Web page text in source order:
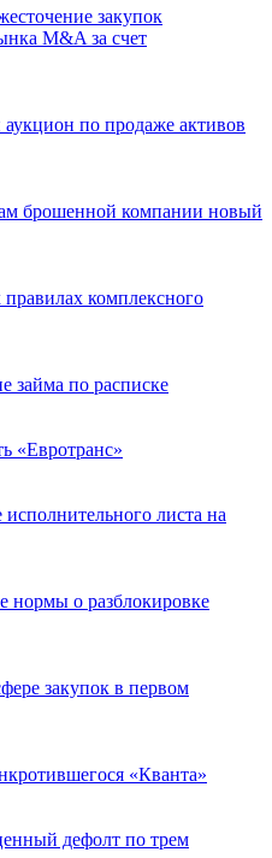
закупок
M&A за счет
по продаже активов
брошенной компании новый
комплексного
займа по расписке
«Евротранс»
листа на
нормы о разблокировке
закупок в первом
«Кванта»
дефолт по трем